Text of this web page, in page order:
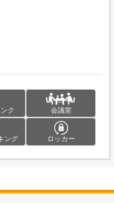
ク 会議室
ング ロッカー